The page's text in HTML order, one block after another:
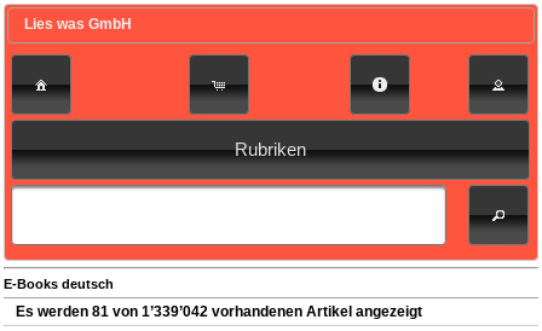
Lies was GmbH
Rubriken
E-Books deutsch
Es werden 81 von 1’339’042 vorhandenen Artikel angezeigt